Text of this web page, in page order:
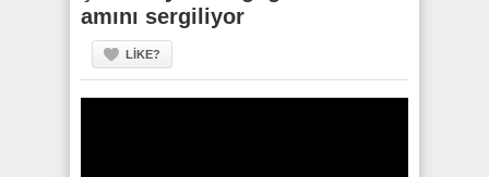
amını sergiliyor
LIKE?